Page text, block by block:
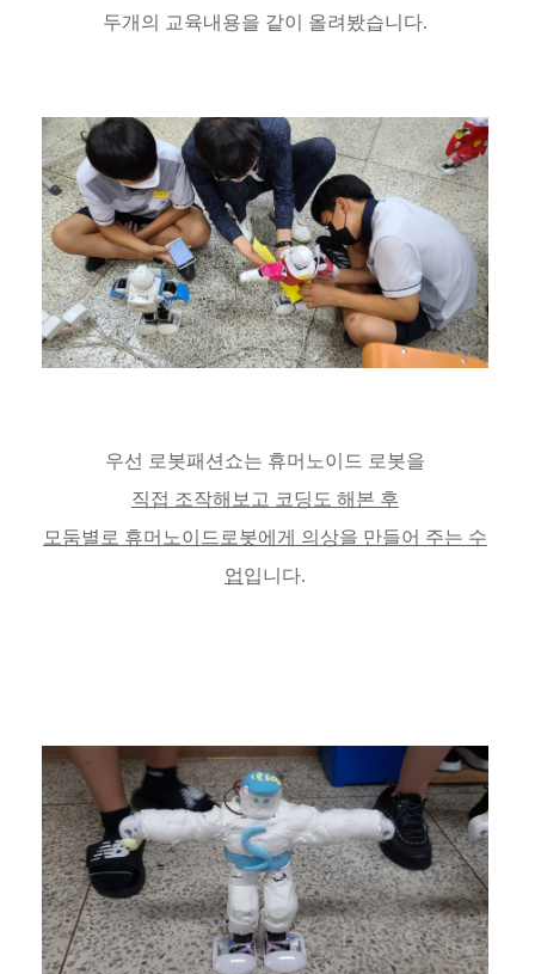
두개의 교육내용을 같이 올려봤습니다.
우선 로봇패션쇼는 휴머노이드 로봇을
직접 조작해보고 코딩도 해본 후
모둠별로 휴머노이드로봇에게 의상을 만들어 주는 수
업입니다.